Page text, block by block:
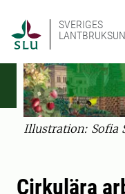
SVERIGES
Illustration: Sofia
Cirkulära